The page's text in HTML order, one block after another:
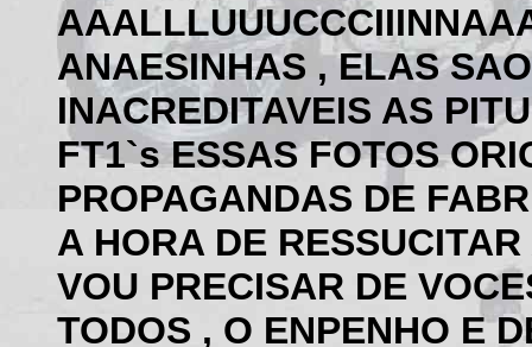
ANAESINHAS , ELAS
INACREDITAVEIS AS
FT1`s ESSAS FOTOS
PROPAGANDAS DE
A HORA DE
VOU PRECISAR DE
TODOS , O ENPENHO E